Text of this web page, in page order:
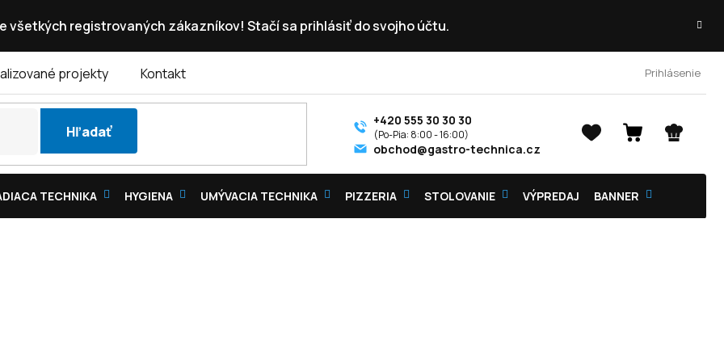
všetkých registrovaných zákazníkov! Stačí sa prihlásiť do svojho účtu.
projekty Kontakt Prihlásenie
Hľadať
NÁKUPNÝ
+420 555 30 30 30
obchod@gastro-technica.cz
TECHNIKA HYGIENA UMÝVACIA TECHNIKA PIZZERIA STOLOVANIE VÝPREDAJ BANNER